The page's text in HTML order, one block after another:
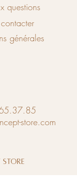
questions
générales
store.com
Store